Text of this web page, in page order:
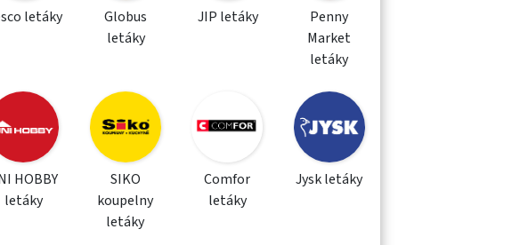
letáky
Globus
letáky
JIP letáky
Penny
Market
letáky
HOBBY
letáky
SIKO
koupelny
letáky
Comfor
letáky
Jysk letáky